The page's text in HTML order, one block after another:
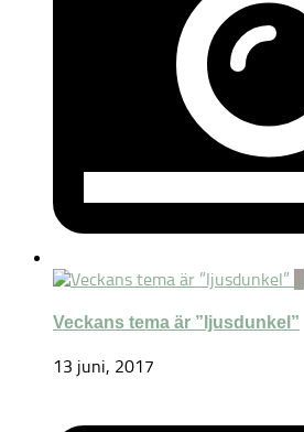
0
Veckans tema är ”ljusdunkel”
13 juni, 2017